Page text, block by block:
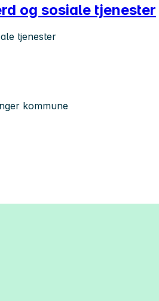
og sosiale tjenester
tjenester
kommune